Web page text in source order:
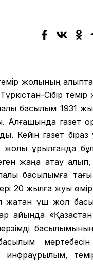
жолының
Сібір
басылым 1931
Алғашында газет
Кейін газет
жолы құрылғанда
жаңа атау
басылымға
20 жылға жуық
үш жол
айында
инфрақұрылым,